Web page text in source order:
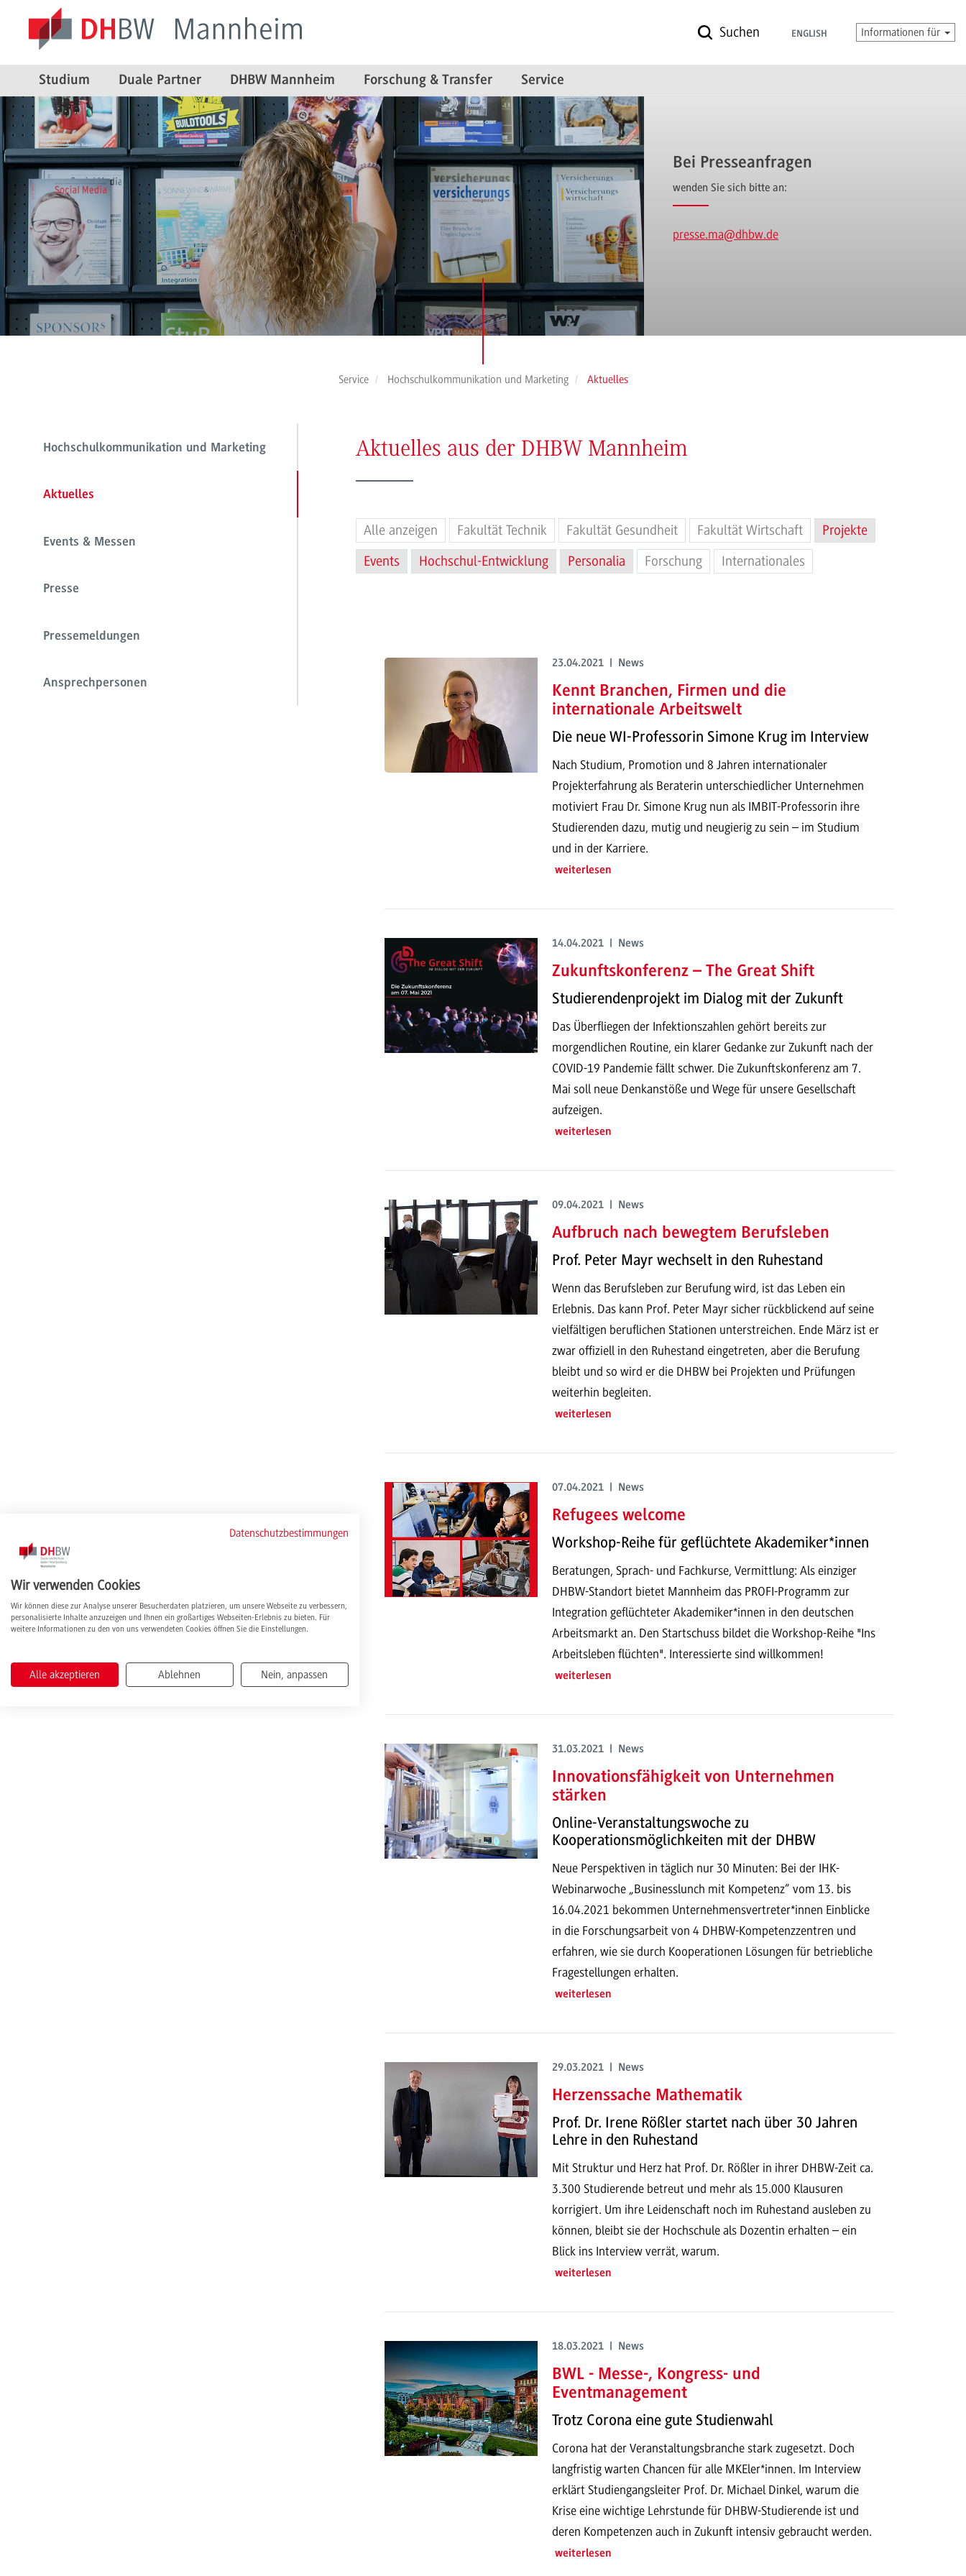
Suchen ENGLISH Informationen für
Studium Duale Partner DHBW Mannheim Forschung & Transfer Service
Bei Presseanfragen
wenden Sie sich bitte an:
presse.ma@dhbw.de
Service Hochschulkommunikation und Marketing Aktuelles
Hochschulkommunikation und Marketing
Aktuelles
Events & Messen
Presse
Pressemeldungen
Ansprechpersonen
Aktuelles aus der DHBW Mannheim
Alle anzeigen Fakultät Technik Fakultät Gesundheit Fakultät Wirtschaft
Projekte
Events
Hochschul-Entwicklung Personalia Forschung Internationales
23.04.2021 | News
Kennt Branchen, Firmen und die
internationale Arbeitswelt
Die neue WI-Professorin Simone Krug im Interview
Nach Studium, Promotion und 8 Jahren internationaler
Projekterfahrung als Beraterin unterschiedlicher Unternehmen
motiviert Frau Dr. Simone Krug nun als IMBIT-Professorin ihre
Studierenden dazu, mutig und neugierig zu sein – im Studium
und in der Karriere.
weiterlesen
14.04.2021 | News
Zukunftskonferenz – The Great Shift
Studierendenprojekt im Dialog mit der Zukunft
Das Überfliegen der Infektionszahlen gehört bereits zur
morgendlichen Routine, ein klarer Gedanke zur Zukunft nach der
COVID-19 Pandemie fällt schwer. Die Zukunftskonferenz am 7.
Mai soll neue Denkanstöße und Wege für unsere Gesellschaft
aufzeigen.
weiterlesen
09.04.2021 | News
Aufbruch nach bewegtem Berufsleben
Prof. Peter Mayr wechselt in den Ruhestand
Wenn das Berufsleben zur Berufung wird, ist das Leben ein
Erlebnis. Das kann Prof. Peter Mayr sicher rückblickend auf seine
vielfältigen beruflichen Stationen unterstreichen. Ende März ist er
zwar offiziell in den Ruhestand eingetreten, aber die Berufung
bleibt und so wird er die DHBW bei Projekten und Prüfungen
weiterhin begleiten.
weiterlesen
07.04.2021 | News
Refugees welcome
Workshop-Reihe für geflüchtete Akademiker*innen
Beratungen, Sprach- und Fachkurse, Vermittlung: Als einziger
DHBW-Standort bietet Mannheim das PROFI-Programm zur
Integration geflüchteter Akademiker*innen in den deutschen
Arbeitsmarkt an. Den Startschuss bildet die Workshop-Reihe "Ins
Arbeitsleben flüchten". Interessierte sind willkommen!
weiterlesen
31.03.2021 | News
Innovationsfähigkeit von Unternehmen
stärken
Online-Veranstaltungswoche zu
Kooperationsmöglichkeiten mit der DHBW
Neue Perspektiven in täglich nur 30 Minuten: Bei der IHK-
Webinarwoche „Businesslunch mit Kompetenz“ vom 13. bis
16.04.2021 bekommen Unternehmensvertreter*innen Einblicke
in die Forschungsarbeit von 4 DHBW-Kompetenzzentren und
erfahren, wie sie durch Kooperationen Lösungen für betriebliche
Fragestellungen erhalten.
weiterlesen
29.03.2021 | News
Herzenssache Mathematik
Prof. Dr. Irene Rößler startet nach über 30 Jahren
Lehre in den Ruhestand
Mit Struktur und Herz hat Prof. Dr. Rößler in ihrer DHBW-Zeit ca.
3.300 Studierende betreut und mehr als 15.000 Klausuren
korrigiert. Um ihre Leidenschaft noch im Ruhestand ausleben zu
können, bleibt sie der Hochschule als Dozentin erhalten – ein
Blick ins Interview verrät, warum.
weiterlesen
18.03.2021 | News
BWL - Messe-, Kongress- und
Eventmanagement
Trotz Corona eine gute Studienwahl
Corona hat der Veranstaltungsbranche stark zugesetzt. Doch
langfristig warten Chancen für alle MKEler*innen. Im Interview
erklärt Studiengangsleiter Prof. Dr. Michael Dinkel, warum die
Krise eine wichtige Lehrstunde für DHBW-Studierende ist und
deren Kompetenzen auch in Zukunft intensiv gebraucht werden.
weiterlesen
Datenschutzbestimmungen
Wir verwenden Cookies
Wir können diese zur Analyse unserer Besucherdaten platzieren, um unsere Webseite zu verbessern,
personalisierte Inhalte anzuzeigen und Ihnen ein großartiges Webseiten-Erlebnis zu bieten. Für
weitere Informationen zu den von uns verwendeten Cookies öffnen Sie die Einstellungen.
Alle akzeptieren Ablehnen Nein, anpassen